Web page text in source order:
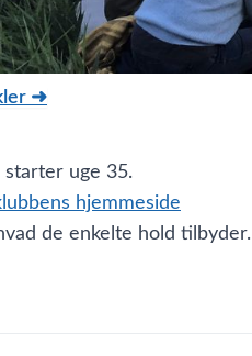
➜
uge 35.
hjemmeside
de enkelte hold tilbyder.